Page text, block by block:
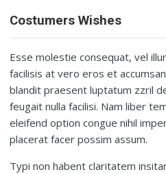
Costumers Wishes
Esse molestie consequat, vel
facilisis at vero eros et
blandit praesent luptatum zzril
feugait nulla facilisi. Nam liber
eleifend option congue nihil
placerat facer possim assum.
Typi non habent claritatem